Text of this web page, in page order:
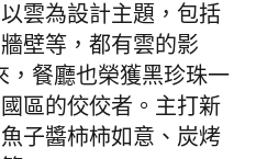
雲為設計主題，包括
壁等，都有雲的影
餐廳也榮獲黑珍珠一
區的佼佼者。主打新
子醬柿柿如意、炭烤